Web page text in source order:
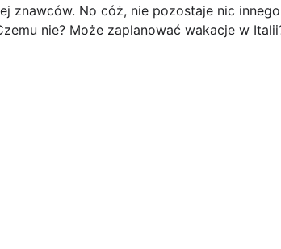
znawców. No cóż, nie pozostaje nic
nie? Może zaplanować wakacje w